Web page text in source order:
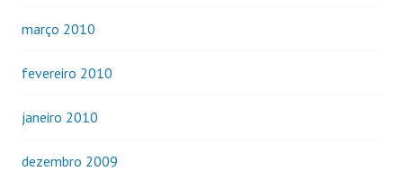
março 2010
fevereiro 2010
janeiro 2010
dezembro 2009